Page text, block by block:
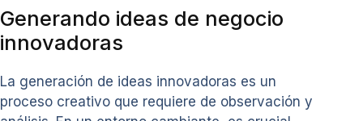
Generando ideas de negocio
innovadoras
La generación de ideas innovadoras es un
proceso creativo que requiere de observación y